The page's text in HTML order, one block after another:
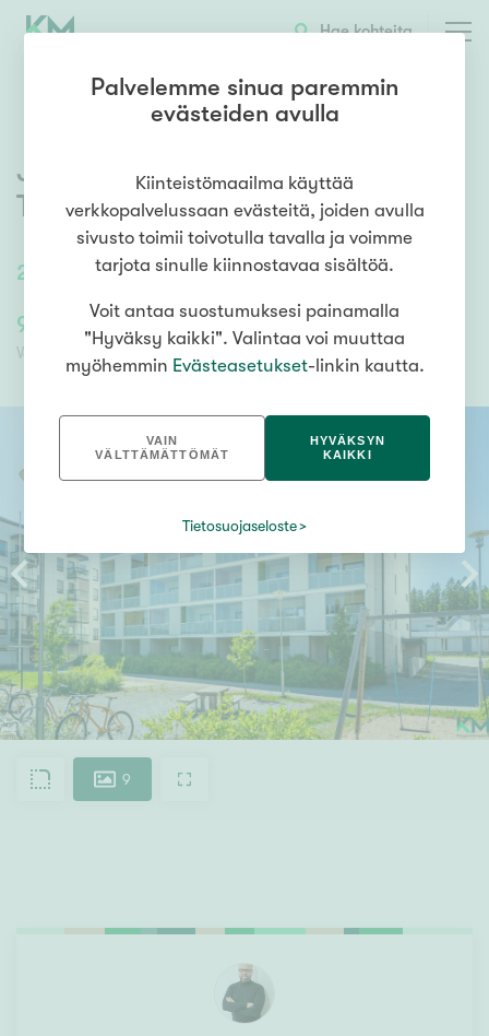
Hae kohteita
27,5 /27,5m² 1h,avok,kph,lasit.p.
Juvankatu 83,Levonmäki
Tampere
99 000,00 €
Velaton hinta
52 576,24 €
9
Palvelemme sinua paremmin
evästeiden avulla
Kiinteistömaailma käyttää
verkkopalvelussaan evästeitä, joiden avulla
sivusto toimii toivotulla tavalla ja voimme
tarjota sinulle kiinnostavaa sisältöä.
Voit antaa suostumuksesi painamalla
"Hyväksy kaikki". Valintaa voi muuttaa
myöhemmin Evästeasetukset-linkin kautta.
VAIN
VÄLTTÄMÄTTÖMÄT
HYVÄKSYN
KAIKKI
Tietosuojaseloste